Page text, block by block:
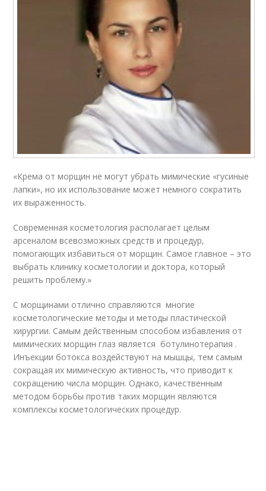
«Крема от морщин не могут убрать мимические «гусиные
лапки», но их использование может немного сократить
их выраженность.
Современная косметология располагает целым
арсеналом всевозможных средств и процедур,
помогающих избавиться от морщин. Самое главное – это
выбрать клинику косметологии и доктора, который
решить проблему.»
С морщинами отлично справляются многие
косметологические методы и методы пластической
хирургии. Самым действенным способом избавления от
мимических морщин глаз является ботулинотерапия .
Инъекции ботокса воздействуют на мышцы, тем самым
сокращая их мимическую активность, что приводит к
сокращению числа морщин. Однако, качественным
методом борьбы против таких морщин являются
комплексы косметологических процедур.